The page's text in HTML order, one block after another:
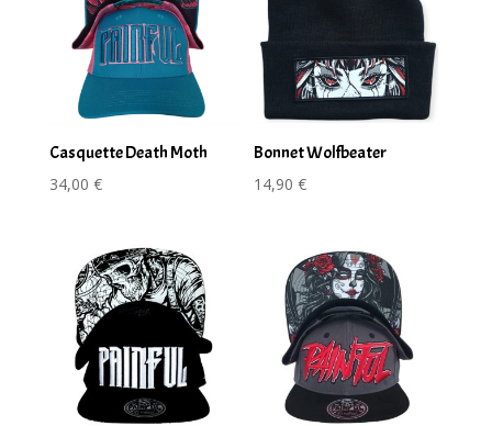
Casquette Death Moth
34,00 €
Bonnet Wolfbeater
14,90€